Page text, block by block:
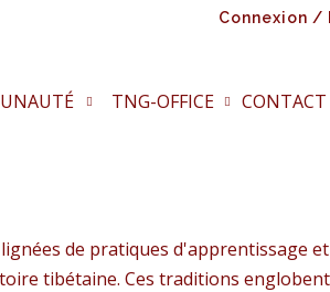
Connexion /
TNG-OFFICE CONTACT
de pratiques d'apprentissage et
tibétaine. Ces traditions englobent